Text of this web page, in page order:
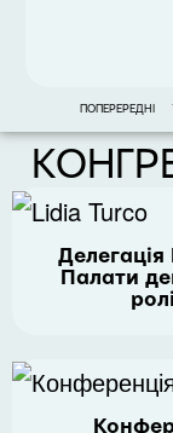
ПОПЕРЕРЕДНІ 1
Делегація
Палати